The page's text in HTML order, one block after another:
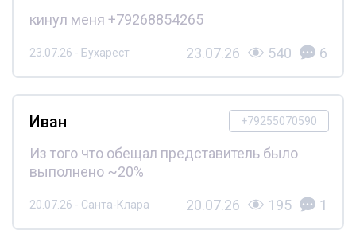
кинул меня +79268854265
23.07.26 - Бухарест 23.07.26 540 6
+79255070590
Иван
Из того что обещал представитель было
выполнено ~20%
20.07.26 - Санта-Клара 20.07.26 195 1